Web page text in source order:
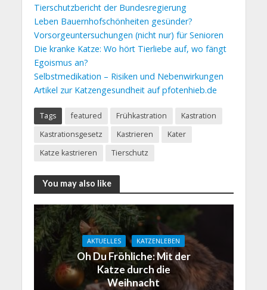
Tierschutzbericht der Bundesregierung
Leben Bauernhofschönheiten gesünder?
Vorsorgeuntersuchungen (nicht nur) für Senioren
Die kranke Katze: Wo hört Tierliebe auf, wo fängt
Egoismus an?
Selbstmedikation – Risiken und Nebenwirkungen
Artikel zur Katzengesundheit auf pfotenhieb.de
Tags featured Frühkastration
Kastration
Kastrationsgesetz
Kastrieren
Kater
Katze kastrieren
Tierschutz
You may also like
AKTUELLES KATZENLEBEN
Oh Du Fröhliche: Mit der
Katze durch die
Weihnacht